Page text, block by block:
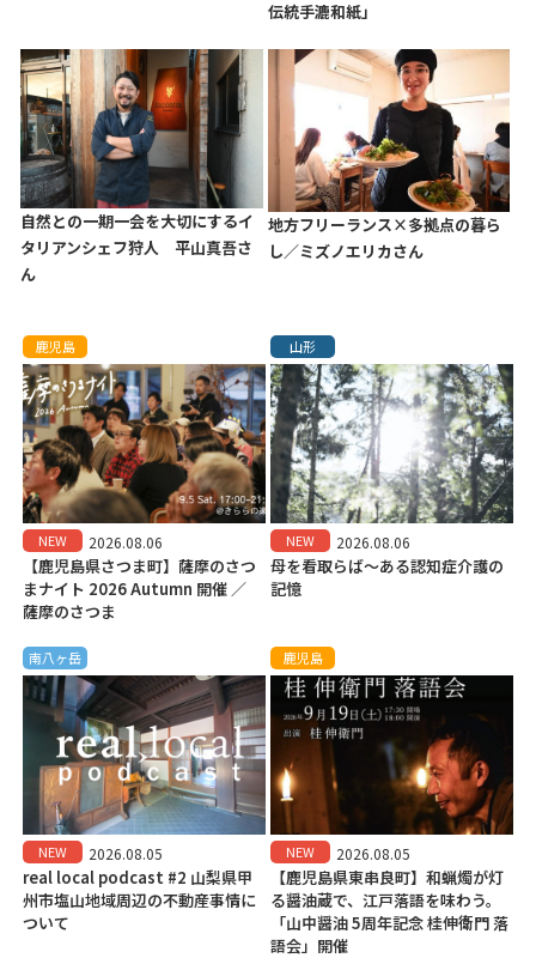
伝統手漉和紙」
自然との一期一会を大切にするイ
タリアンシェフ狩人 平山真吾さ
ん
地方フリーランス×多拠点の暮ら
し／ミズノエリカさん
鹿児島
NEW 2026.08.06
【鹿児島県さつま町】薩摩のさつ
まナイト 2026 Autumn 開催 ／
薩摩のさつま
山形
NEW 2026.08.06
母を看取らば～ある認知症介護の
記憶
南八ヶ岳
NEW 2026.08.05
real local podcast #2 山梨県甲
州市塩山地域周辺の不動産事情に
ついて
鹿児島
NEW 2026.08.05
【鹿児島県東串良町】和蝋燭が灯
る醤油蔵で、江戸落語を味わう。
「山中醤油 5周年記念 桂伸衛門 落
語会」開催